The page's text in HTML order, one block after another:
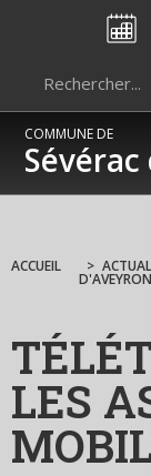
COMMUNE DE
ACCUEIL >
D'AVEYRON
LES